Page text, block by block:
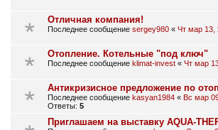
Отличная компания!
Последнее сообщение sergey980 « Чт мар 13,
Отопление. Котельные "под ключ"
Последнее сообщение klimat-invest « Чт мар
Антикризисное предложение по
Последнее сообщение kasyan1984 « Вс мар
Ответы: 5
Приглашаем на выставку AQUA-